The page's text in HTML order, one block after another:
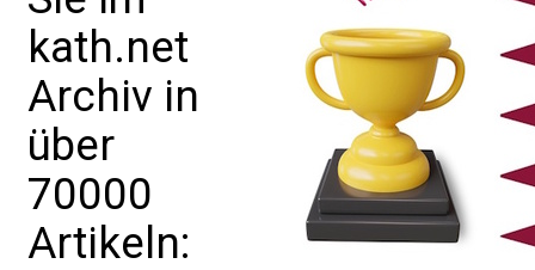
kath.net
Archiv in
über
70000
Artikeln: